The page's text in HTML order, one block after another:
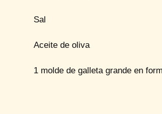
Sal
Aceite de oliva
1 molde de galleta grande en